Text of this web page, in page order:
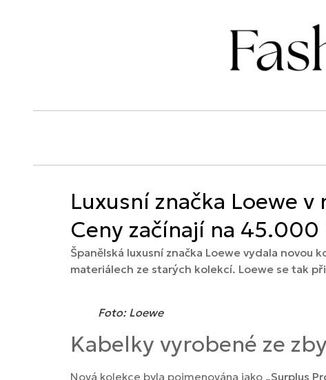
Luxusní značka Loewe
Ceny začínají na 45.000
Španělská luxusní značka Loewe vydala
materiálech ze starých kolekcí. Loewe se tak
Foto: Loewe
Kabelky vyrobené ze
Nová kolekce byla pojmenována jako „Surplus